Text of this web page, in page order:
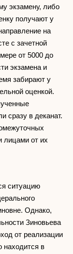
экзамену, либо
получают у
на
с зачетной
от 5000 до
экзамена и
забирают у
оценкой.
сразу в деканат.
лицами от их
ситуацию
Однако,
Зиновьева
от реализации
находится в